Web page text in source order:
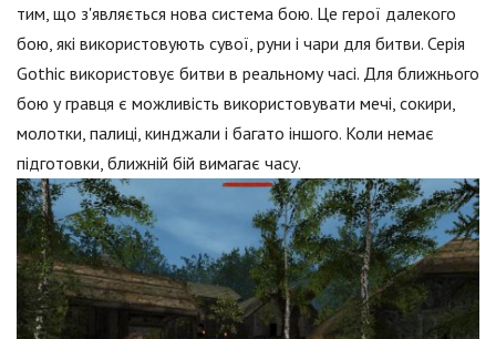
тим, що з'являється нова система бою. Це герої далекого
бою, які використовують сувої, руни і чари для битви. Серія
Gothic використовує битви в реальному часі. Для ближнього
бою у гравця є можливість використовувати мечі, сокири,
молотки, палиці, кинджали і багато іншого. Коли немає
підготовки, ближній бій вимагає часу.